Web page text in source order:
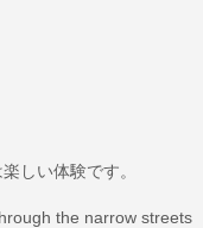
しい体験です。
the narrow streets